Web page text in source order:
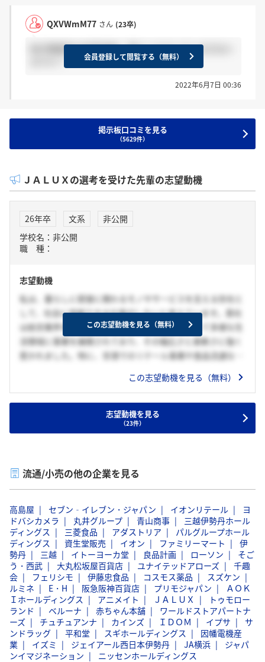
QXVWmM77 さん (23卒)
総合職最終の結果連絡、既にいただいている方はい
会員登録して閲覧する（無料）
2022年6月7日 00:36
掲示板口コミを見る
（5629件）
ＪＡＬＵＸの選考を受けた先輩の志望動機
26年卒 文系
非公開
学校名：非公開
職 種：
志望動機
私は、暮らしに密接に関わるモノやサービスを支える存在と
して、社会に貢献できる仕事がしたいと考えています。貴社
は航空業界を基盤としながら、商社機能を活かして多様な生
活領域に事業を展開されており、その幅広さと柔軟さに強く
惹かれました。特に、空港でのリテール事業や食品流通な
力を感じています。私は学生時代、組織の円滑な運営を支え
貴社でも、正確で丁寧な事務業務を通じて、社員の皆様が安
心して業務に専念できる環境を整え、縁の下の力持ちとして
この志望動機を見る（無料）
この志望動機を見る（無料）
志望動機を見る
（23件）
流通/小売の他の企業を見る
高島屋 セブン‐イレブン・ジャパン イオンリテール
ヨ
ドバシカメラ
丸井グループ 青山商事
三越伊勢丹ホール
ディングス
三菱食品 アダストリア
パルグループホール
ディングス
資生堂販売 イオン ファミリーマート
伊
勢丹
三越 イトーヨーカ堂 良品計画 ローソン
そご
う・西武
大丸松坂屋百貨店 ユナイテッドアローズ
千趣
会
フェリシモ 伊藤忠食品 コスモス薬品
スズケン
ルミネ
E・H 阪急阪神百貨店 プリモジャパン
ＡＯＫ
Ｉホールディングス
アニメイト ＪＡＬＵＸ
トゥモロー
ランド
ベルーナ 赤ちゃん本舗
ワールドストアパートナ
ーズ
チュチュアンナ カインズ ＩＤＯＭ イプサ
サ
ンドラッグ
平和堂 スギホールディングス
因幡電機産
業
イズミ ジェイアール西日本伊勢丹 JA横浜
ジャパ
ンイマジネーション
ニッセンホールディングス